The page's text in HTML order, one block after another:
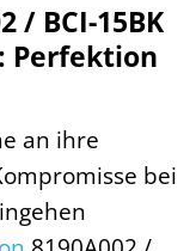
/ BCI-15BK
Perfektion
an ihre
bei